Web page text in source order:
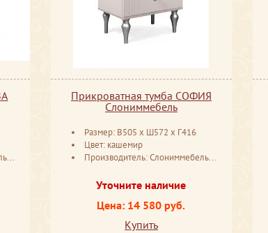
Прикроватная тумба СОФИЯ
Слониммебель
Размер: В505 ​х Ш572 ​х Г416
Цвет: кашемир
Производитель: Слониммебель Беларусь
Уточните наличие
Цена: 14 580 руб.
Купить